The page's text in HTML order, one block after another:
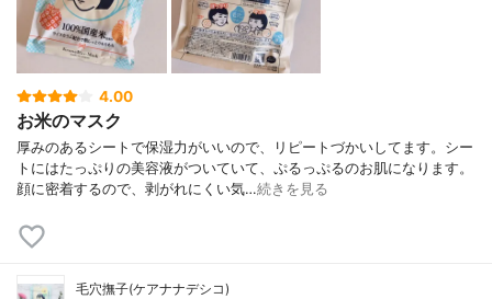
4.00
お米のマスク
厚みのあるシートで保湿力がいいので、リピートづかいしてます。シー
トにはたっぷりの美容液がついていて、ぷるっぷるのお肌になります。
顔に密着するので、剥がれにくい気…続きを見る
毛穴撫子(ケアナナデシコ)